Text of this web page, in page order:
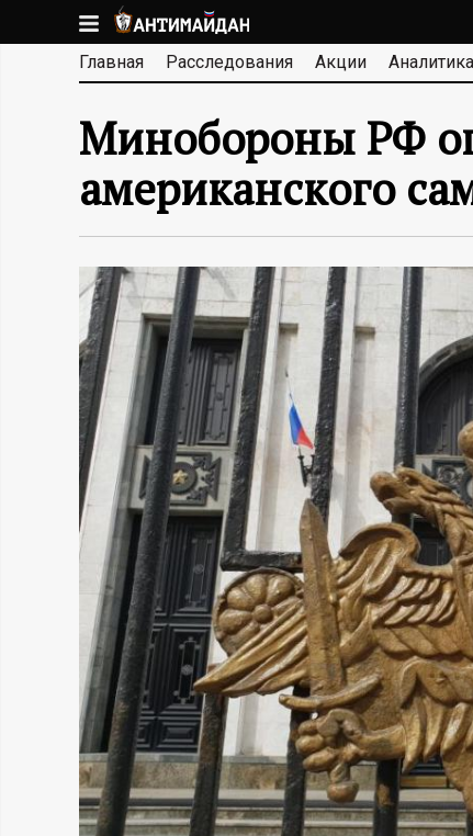
к
основномуА
Н
Т
И
М
А
Й
Д
А
Н
и
н
ф
о
Главная Расследования Акции Аналитика
Минобороны РФ
американского